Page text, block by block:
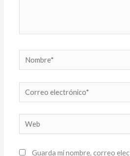
Nombre*
Correo
electrónico*
Web
Guarda mi nombre, correo